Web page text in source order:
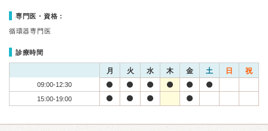
専門医・資格：
循環器専門医
診療時間
月 火 水 木 金 土 日 祝
09:00-12:30
15:00-19:00